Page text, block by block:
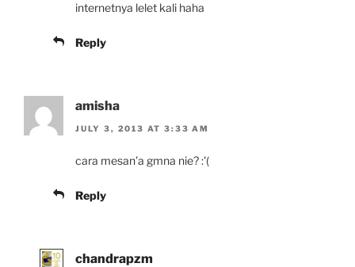
internetnya lelet kali haha
Reply
amisha
JULY 3, 2013 AT 3:33 AM
cara mesan’a gmna nie? :'(
Reply
chandrapzm